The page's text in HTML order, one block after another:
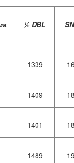
½ DBL
1339
1409
1401
1489